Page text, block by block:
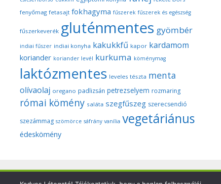
fenyőmag fetasajt fokhagyma fűszerek fűszerek és egészség
fűszerkeverék gluténmentes gyömbér
indiai fűszer indiai konyha kakukkfű kapor kardamom
koriander koriander levél kurkuma köménymag
laktózmentes leveles tészta menta
olívaolaj oregano padlizsán petrezselyem rozmaring
római kömény saláta szegfűszeg szerecsendió
szezámmag szömörce sáfrány vanília vegetáriánus
édeskömény